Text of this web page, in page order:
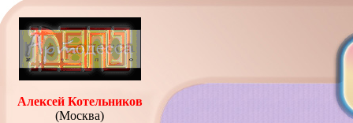
Алексей Котельников
(Москва)